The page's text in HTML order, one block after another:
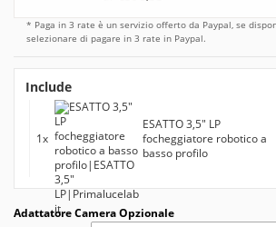
* Paga in 3 rate è un servizio offerto da Paypal, se
selezionare di pagare in 3 rate in Paypal.
Include
1x
ESATTO 3,5" LP
focheggiatore robotico a
basso profilo
Adattatore Camera Opzionale